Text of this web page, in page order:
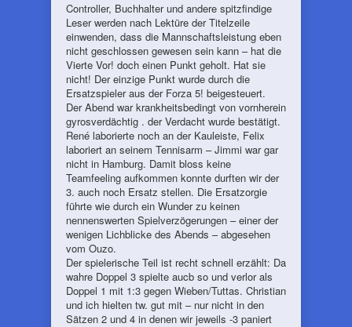
Controller, Buchhalter und andere spitzfindige
Leser werden nach Lektüre der Titelzeile
einwenden, dass die Mannschaftsleistung eben
nicht geschlossen gewesen sein kann – hat die
Vierte Vor! doch einen Punkt geholt. Hat sie
nicht! Der einzige Punkt wurde durch die
Ersatzspieler aus der Forza 5! beigesteuert.
Der Abend war krankheitsbedingt von vornherein
gyrosverdächtig . der Verdacht wurde bestätigt.
René laborierte noch an der Kauleiste, Felix
laboriert an seinem Tennisarm – Jimmi war gar
nicht in Hamburg. Damit bloss keine
Teamfeeling aufkommen konnte durften wir der
3. auch noch Ersatz stellen. Die Ersatzorgie
führte wie durch ein Wunder zu keinen
nennenswerten Spielverzögerungen – einer der
wenigen Lichblicke des Abends – abgesehen
vom Ouzo.
Der spielerische Teil ist recht schnell erzählt: Da
wahre Doppel 3 spielte aucb so und verlor als
Doppel 1 mit 1:3 gegen Wieben/Tuttas. Christian
und ich hielten tw. gut mit – nur nicht in den
Sätzen 2 und 4 in denen wir jeweils -3 paniert